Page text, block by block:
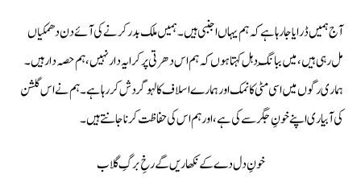
آج ہمیں ڈرایا جا رہا ہے کہ ہم یہاں اجنبی ہیں۔ ہميں ملك بدر كرنے كى آئے دن دھمكياں
مل رہى ہيں، میں ببانگِ دہل کہتا ہوں کہ ہم اس دھرتی پر کرایہ دار نہیں، ہم حصہ دار ہیں۔
ہماری رگوں میں اسی مٹی کا نمک اور ہمارے اسلاف کا لہو گردش کر رہا ہے۔ ہم نے اس گلشن
کی آبیاری اپنے خونِ جگر سے کی ہے، اور ہم اس کی حفاظت کرنا جانتے ہیں۔
خونِ دل دے کے نکھاریں گے رخِ برگِ گلاب